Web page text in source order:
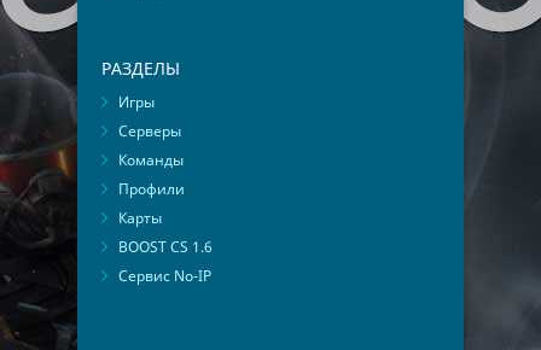
РАЗДЕЛЫ
Игры
Серверы
Команды
Профили
Карты
BOOST CS 1.6
Сервис No-IP